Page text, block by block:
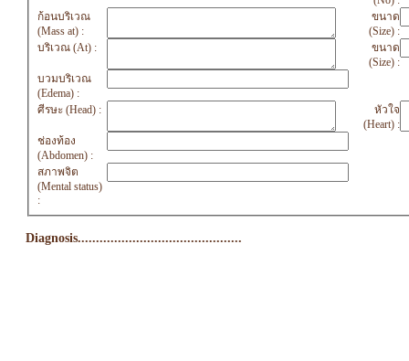
ก้อนบริเวณ
(Mass at) :
ขนาด
(Size) :
บริเวณ (At) :
ขนาด
(Size) :
บวมบริเวณ
(Edema) :
ศีรษะ (Head) :
หัวใจ
(Heart) :
ช่องท้อง
(Abdomen) :
สภาพจิต
(Mental status)
:
Diagnosis.............................................